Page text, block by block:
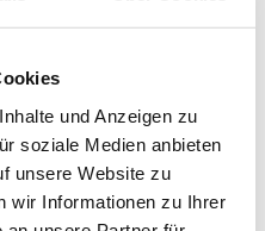
und Anzeigen zu
soziale Medien anbieten
unsere Website zu
wir Informationen zu Ihrer
vereint. Zur Herstellung
und Küstenstreifen auf der
Fäden verarbeitet, die
dem SeaTex Stoff verwoben
reißfest, sondern besitzt
ist PVC- sowie halogenfrei.